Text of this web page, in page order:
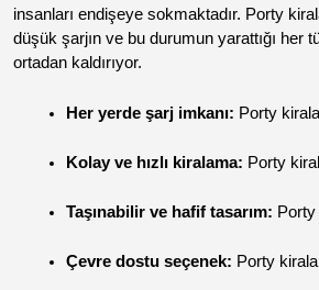
insanları endişeye sokmaktadır. Porty
düşük şarjın ve bu durumun yarattığı her
ortadan kaldırıyor.
Her yerde şarj imkanı: Porty
Kolay ve hızlı kiralama: Porty
Taşınabilir ve hafif tasarım:
Çevre dostu seçenek: Porty